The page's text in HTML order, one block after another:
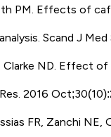
PM. Effects of
Scand J
Clarke ND. Effect
2016
FR, Zanchi